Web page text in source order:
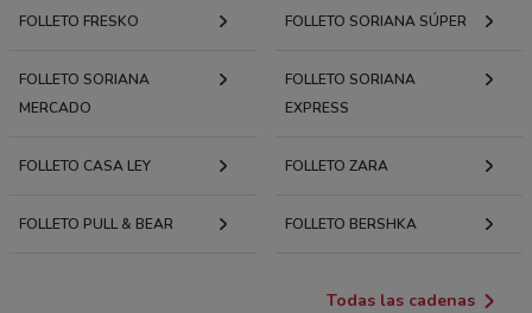
FOLLETO FRESKO FOLLETO SORIANA SÚPER
FOLLETO SORIANA
MERCADO
FOLLETO SORIANA
EXPRESS
FOLLETO CASA LEY FOLLETO ZARA
FOLLETO PULL & BEAR FOLLETO BERSHKA
Todas las cadenas